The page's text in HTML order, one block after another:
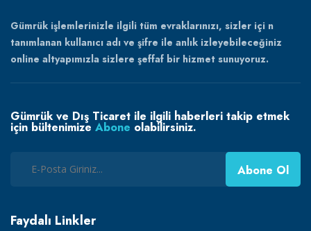
Gümrük işlemlerinizle ilgili tüm evraklarınızı, sizler içi n
tanımlanan kullanıcı adı ve şifre ile anlık izleyebileceğiniz
online altyapımızla sizlere şeffaf bir hizmet sunuyoruz.
Gümrük ve Dış Ticaret ile ilgili haberleri takip etmek
için bültenimize Abone olabilirsiniz.
Abone Ol
Faydalı Linkler